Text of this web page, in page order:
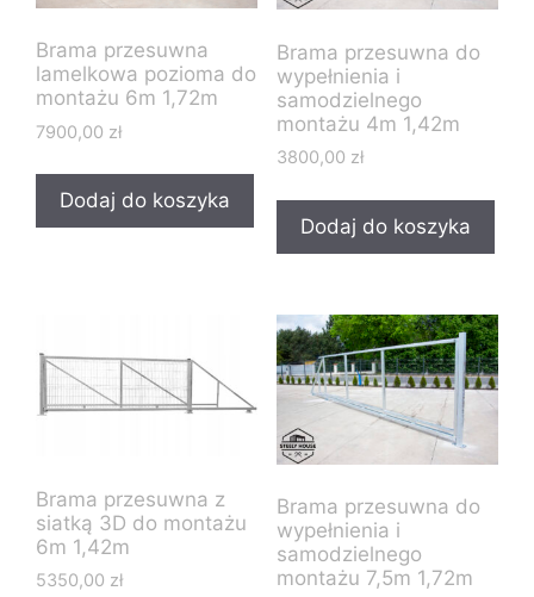
Brama przesuwna
lamelkowa pozioma do
montażu 6m 1,72m
7900,00 zł
Dodaj do koszyka
Brama przesuwna do
wypełnienia i
samodzielnego
montażu 4m 1,42m
3800,00 zł
Dodaj do koszyka
Brama przesuwna z
siatką 3D do montażu
6m 1,42m
5350,00 zł
Brama przesuwna do
wypełnienia i
samodzielnego
montażu 7,5m 1,72m